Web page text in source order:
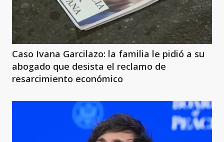
Caso Ivana Garcilazo: la familia le pidió a su
abogado que desista el reclamo de
resarcimiento económico